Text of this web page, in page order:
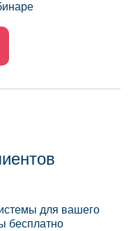
для вашего
бесплатно